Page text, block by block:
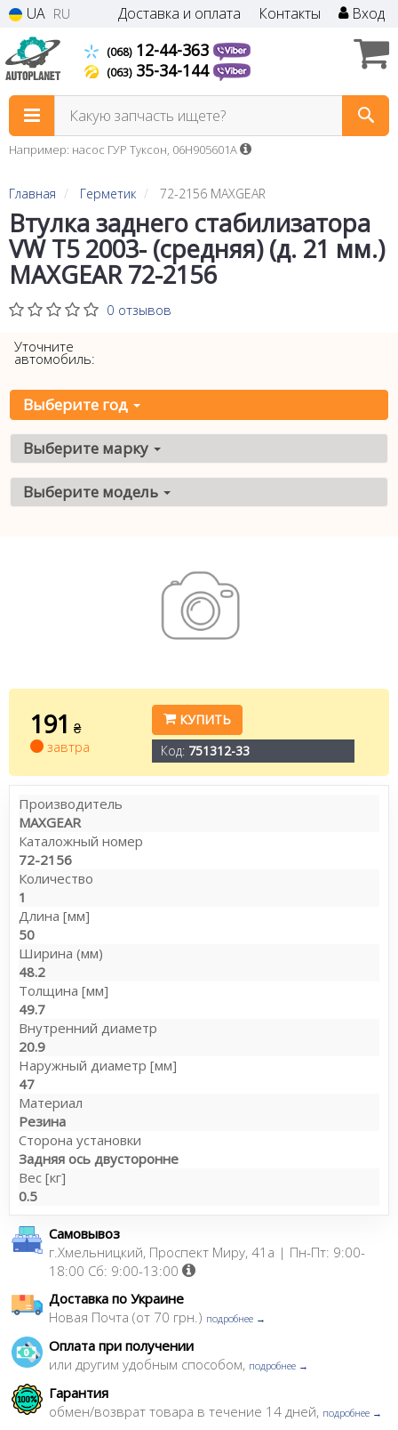
UA RU Доставка и оплата Контакты Вход
(068)12-44-363
(063)35-34-144
Какую запчасть ищете?
Например: насос ГУР Туксон, 06H905601A
Главная Герметик 72-2156 MAXGEAR
Втулка заднего стабилизатора
VW T5 2003- (средняя) (д. 21 мм.)
MAXGEAR 72-2156
0 отзывов
Уточните
автомобиль:
Выберите год
Выберите марку
Выберите модель
191 ₴
завтра
КУПИТЬ
Код: 751312-33
Производитель
MAXGEAR
Каталожный номер
72-2156
Количество
1
Длина [мм]
50
Ширина (мм)
48.2
Толщина [мм]
49.7
Внутренний диаметр
20.9
Наружный диаметр [мм]
47
Материал
Резина
Сторона установки
Задняя ось двусторонне
Вес [кг]
0.5
Самовывоз
г.Хмельницкий, Проспект Миру, 41а | Пн-Пт: 9:00-
18:00 Сб: 9:00-13:00
Доставка по Украине
Новая Почта (от 70 грн.) подробнее →
Оплата при получении
или другим удобным способом, подробнее →
Гарантия
обмен/возврат товара в течение 14 дней, подробнее →